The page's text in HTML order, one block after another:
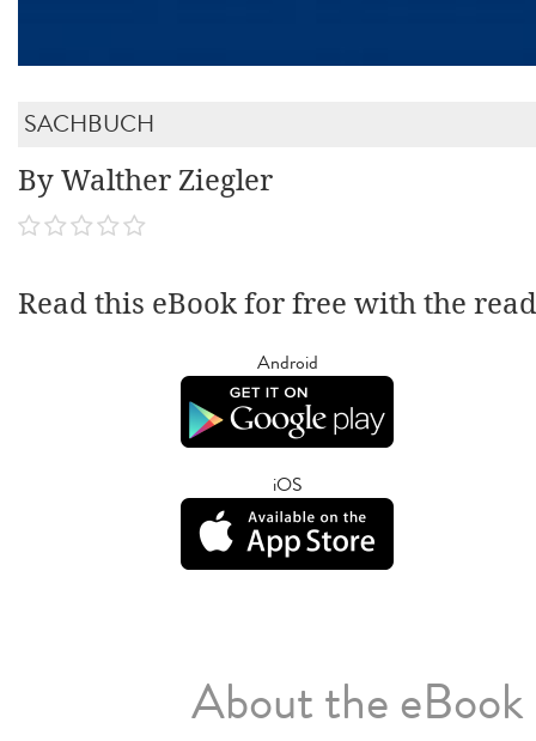
SACHBUCH
By Walther Ziegler
Read this eBook for free with the
Android
iOS
About the eBook